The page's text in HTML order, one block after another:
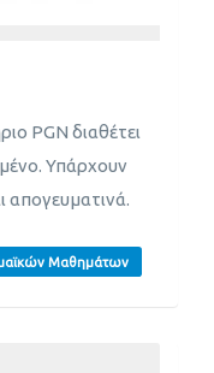
PGN διαθέτει
Υπάρχουν
απογευματινά.
Μαθημάτων